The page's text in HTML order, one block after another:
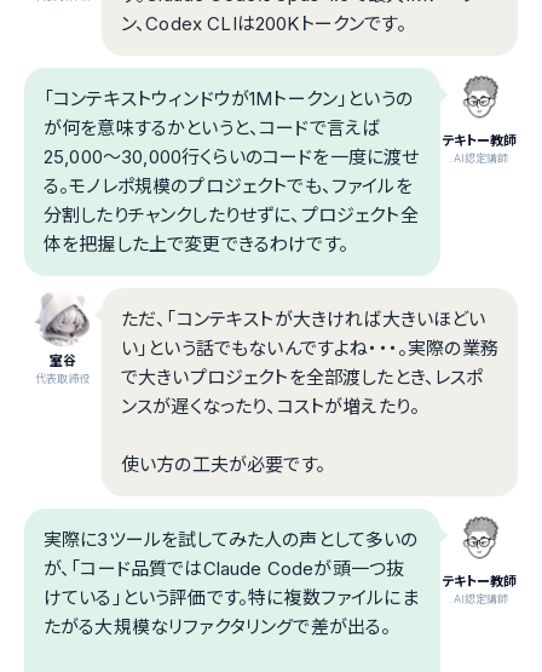
ン、Codex CLIは200Kトークンです。
テキトー教師
.AI認定講師
「コンテキストウィンドウが1Mトークン」というの
が何を意味するかというと、コードで言えば
25,000〜30,000行くらいのコードを一度に渡せ
る。モノレポ規模のプロジェクトでも、ファイルを
分割したりチャンクしたりせずに、プロジェクト全
体を把握した上で変更できるわけです。
室谷
代表取締役
ただ、「コンテキストが大きければ大きいほどい
い」という話でもないんですよね・・・。実際の業務
で大きいプロジェクトを全部渡したとき、レスポ
ンスが遅くなったり、コストが増えたり。
使い方の工夫が必要です。
テキトー教師
.AI認定講師
実際に3ツールを試してみた人の声として多いの
が、「コード品質ではClaude Codeが頭一つ抜
けている」という評価です。特に複数ファイルにま
たがる大規模なリファクタリングで差が出る。